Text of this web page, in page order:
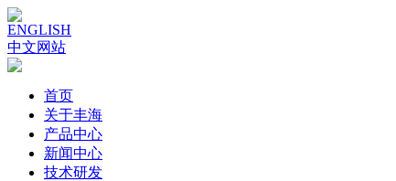
ENGLISH
中文网站
首页
关于丰海
产品中心
新闻中心
技术研发